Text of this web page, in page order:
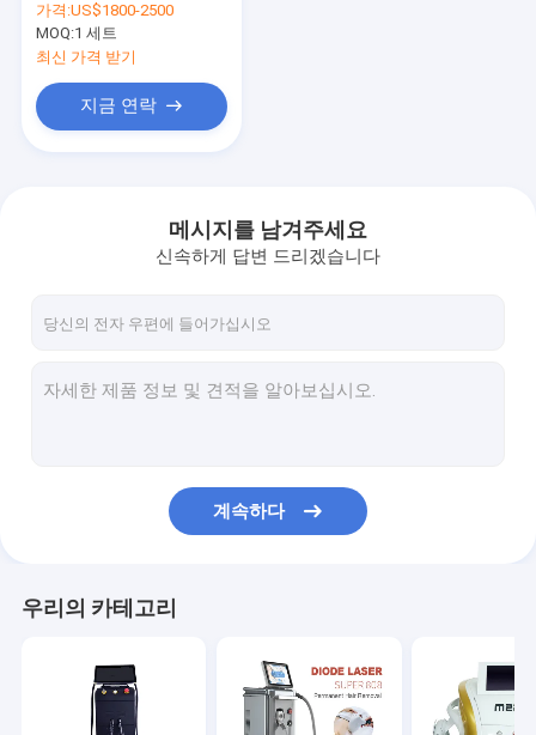
집
우리 에 관한 것
계에 대하여
가격:US$1800-2500
MOQ:1 세트
최신 가격 받기
지금 연락
메시지를 남겨주세요
신속하게 답변 드리겠습니다
계속하다
우리의 카테고리